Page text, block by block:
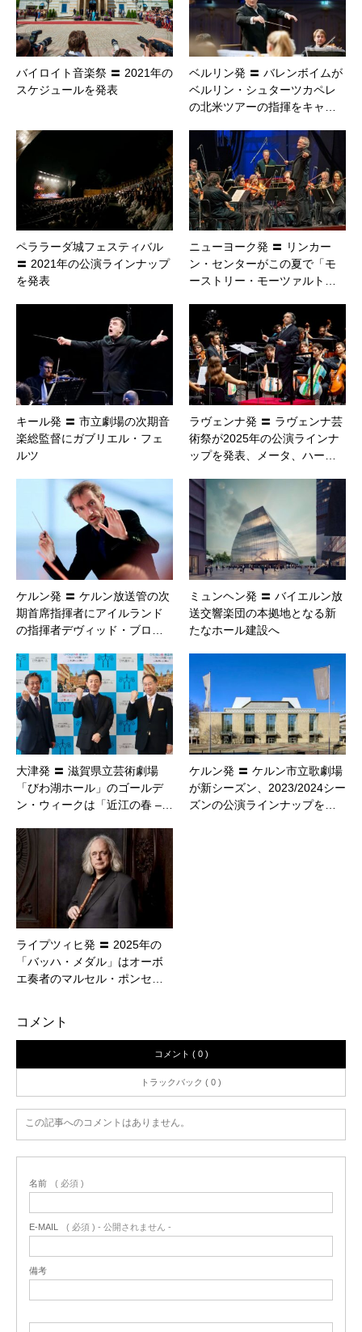
バイロイト音楽祭 〓 2021年の
スケジュールを発表
ベルリン発 〓 バレンボイムが
ベルリン・シュターツカペレ
の北米ツアーの指揮をキャ…
ペララーダ城フェスティバル
〓 2021年の公演ラインナップ
を発表
ニューヨーク発 〓 リンカー
ン・センターがこの夏で「モ
ーストリー・モーツァルト…
キール発 〓 市立劇場の次期音
楽総監督にガブリエル・フェ
ルツ
ラヴェンナ発 〓 ラヴェンナ芸
術祭が2025年の公演ラインナ
ップを発表、メータ、ハー…
ケルン発 〓 ケルン放送管の次
期首席指揮者にアイルランド
の指揮者デヴィッド・ブロ…
ミュンヘン発 〓 バイエルン放
送交響楽団の本拠地となる新
たなホール建設へ
大津発 〓 滋賀県立芸術劇場
「びわ湖ホール」のゴールデ
ン・ウィークは「近江の春 –…
ケルン発 〓 ケルン市立歌劇場
が新シーズン、2023/2024シー
ズンの公演ラインナップを…
ライプツィヒ発 〓 2025年の
「バッハ・メダル」はオーボ
エ奏者のマルセル・ポンセ…
コメント
コメント ( 0 )
トラックバック ( 0 )
この記事へのコメントはありません。
名前 ( 必須 )
E-MAIL ( 必須 ) - 公開されません -
備考